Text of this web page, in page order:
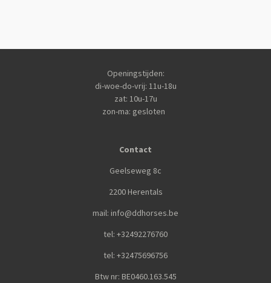
Openingstijden:
di-woe-do-vrij: 11u-18u
zat: 10u-17u
zon-ma: gesloten
Contact
Geelseweg 8c
2200 Herentals
mail: info@ddhorses.be
tel: +32492276760
tel: +32475696756
Btw nr: BE0460.163.545